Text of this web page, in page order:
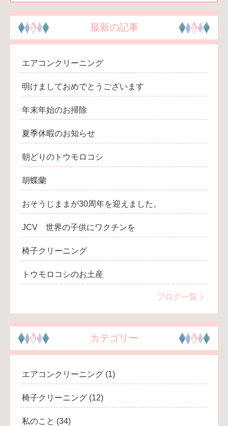
最新の記事
エアコンクリーニング
明けましておめでとうございます
年末年始のお掃除
夏季休暇のお知らせ
朝どりのトウモロコシ
胡蝶蘭
おそうじままが30周年を迎えました。
JCV 世界の子供にワクチンを
椅子クリーニング
トウモロコシのお土産
ブログ一覧 》
カテゴリー
エアコンクリーニング (1)
椅子クリーニング (12)
私のこと (34)